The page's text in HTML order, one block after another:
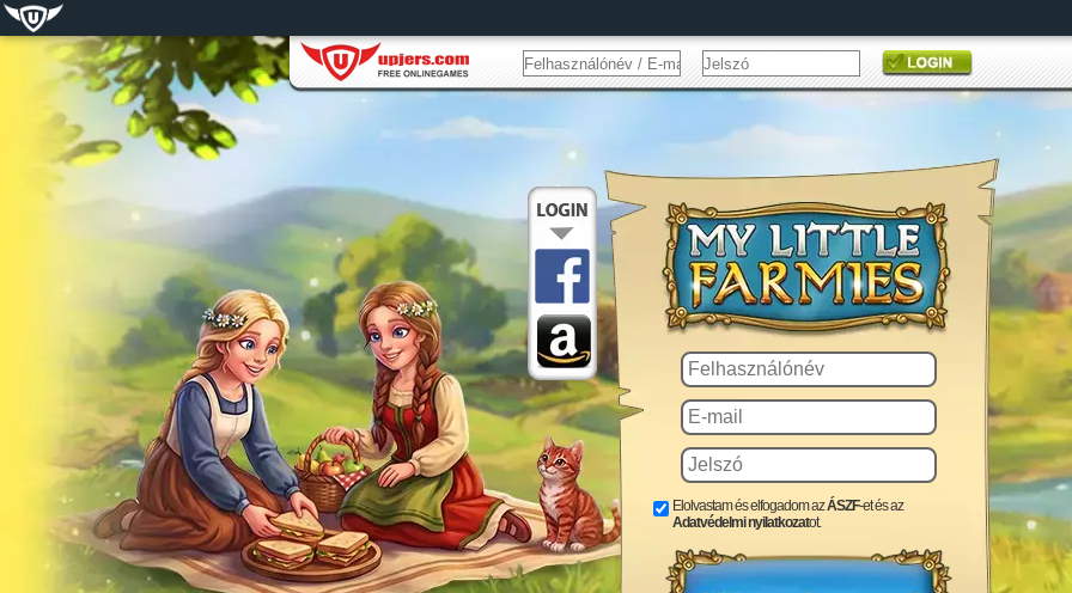
Elolvastam és elfogadom azÁSZF-et és az
Adatvédelmi nyilatkozatot.